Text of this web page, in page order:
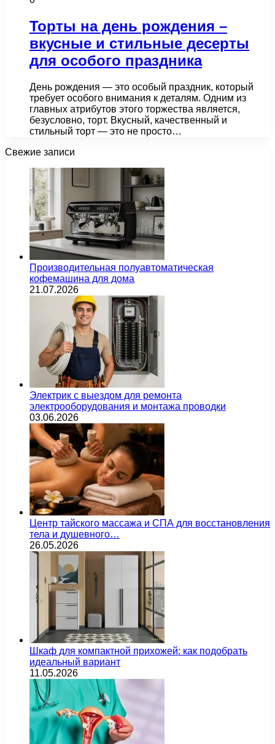
Торты на день рождения –
вкусные и стильные десерты
для особого праздника
День рождения — это особый праздник, который
требует особого внимания к деталям. Одним из
главных атрибутов этого торжества является,
безусловно, торт. Вкусный, качественный и
стильный торт — это не просто…
Свежие записи
Производительная полуавтоматическая
кофемашина для дома
21.07.2026
Электрик с выездом для ремонта
электрооборудования и монтажа проводки
03.06.2026
Центр тайского массажа и СПА для восстановления
тела и душевного…
26.05.2026
Шкаф для компактной прихожей: как подобрать
идеальный вариант
11.05.2026